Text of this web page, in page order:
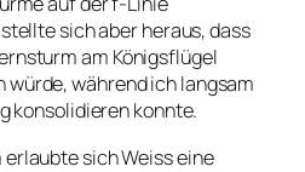
sich aber heraus, dass
am Königsflügel
würde, während ich langsam
konsolidieren konnte.
erlaubte sich Weiss eine